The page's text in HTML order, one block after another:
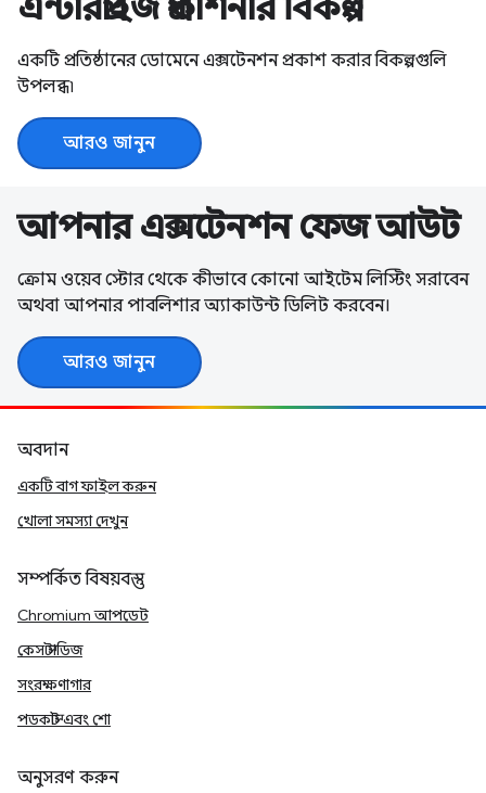
একটি প্রতিষ্ঠানের ডোমেনে এক্সটেনশন প্রকাশ করার বিকল্পগুলি
উপলব্ধ৷
আরও জানুন
আপনার এক্সটেনশন ফেজ আউট
ক্রোম ওয়েব স্টোর থেকে কীভাবে কোনো আইটেম লিস্টিং সরাবেন
অথবা আপনার পাবলিশার অ্যাকাউন্ট ডিলিট করবেন।
আরও জানুন
অবদান
একটি বাগ ফাইল করুন
খোলা সমস্যা দেখুন
সম্পর্কিত বিষয়বস্তু
Chromium আপডেট
কেস স্টাডিজ
সংরক্ষণাগার
পডকাস্ট এবং শো
অনুসরণ করুন